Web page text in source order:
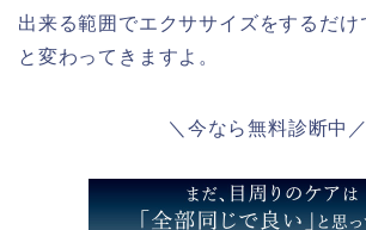
出来る範囲でエクササイズをするだけ
と変わってきますよ。
＼今なら無料診断中／